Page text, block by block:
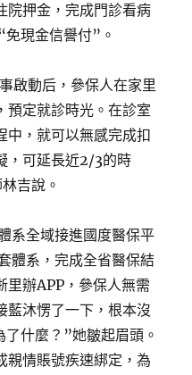
院押金，完成門診看病
現金信譽付”。
啟動后，參保人在家里
預定就診時光。在診室
中，就可以無感完成扣
，可延長近2/3的時
吉說。
系全域接進國度醫保平
體系，完成全省醫保結
里辦APP，參保人無需
藍沐愣了一下，根本沒
什麼？”她皺起眉頭。
親情賬號疾速綁定，為